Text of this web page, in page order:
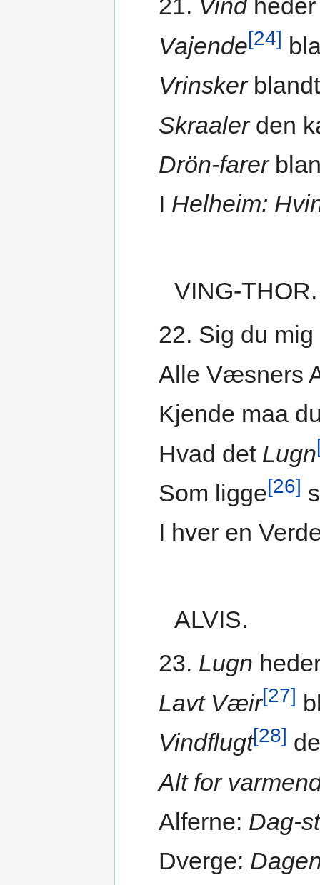
21. Vindheder
Vajende[24]
Vrinsker
Skraalerden
Drön-farer
I Helheim:
VING-THOR.
22. Sig du
Alle Væsners
Kjende maa
Hvad det Lugn
Som ligge[26]
I hver en
ALVIS.
23. Lugn
Lavt Væir[27]
Vindflugt[28]
Alt for
Alferne: Dag-
Dverge: